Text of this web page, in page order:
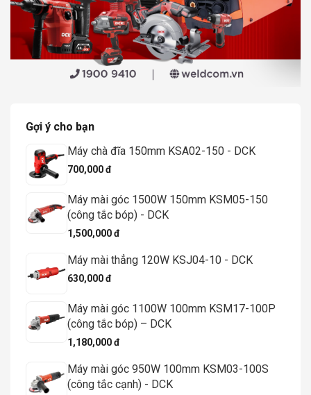
Gợi ý cho bạn
Máy chà đĩa 150mm KSA02-150 - DCK
700,000 đ
Máy mài góc 1500W 150mm KSM05-150
(công tắc bóp) - DCK
1,500,000 đ
Máy mài thẳng 120W KSJ04-10 - DCK
630,000 đ
Máy mài góc 1100W 100mm KSM17-100P
(công tắc bóp) – DCK
1,180,000 đ
Máy mài góc 950W 100mm KSM03-100S
(công tắc cạnh) - DCK